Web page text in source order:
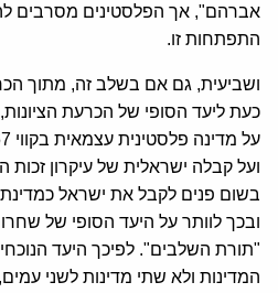
אברהם", אך הפלסטינים מסרבים
התפתחות זו.
ושביעית, גם אם בשלב זה, מתוך
כעת ליעד הסופי של הכרעת
ועל קבלה ישראלית של עיקרון זכות
בשום פנים לקבל את ישראל
ובכך לוותר על היעד הסופי של
"תורת השלבים". לפיכך היעד
המדינות ולא שתי מדינות לשני